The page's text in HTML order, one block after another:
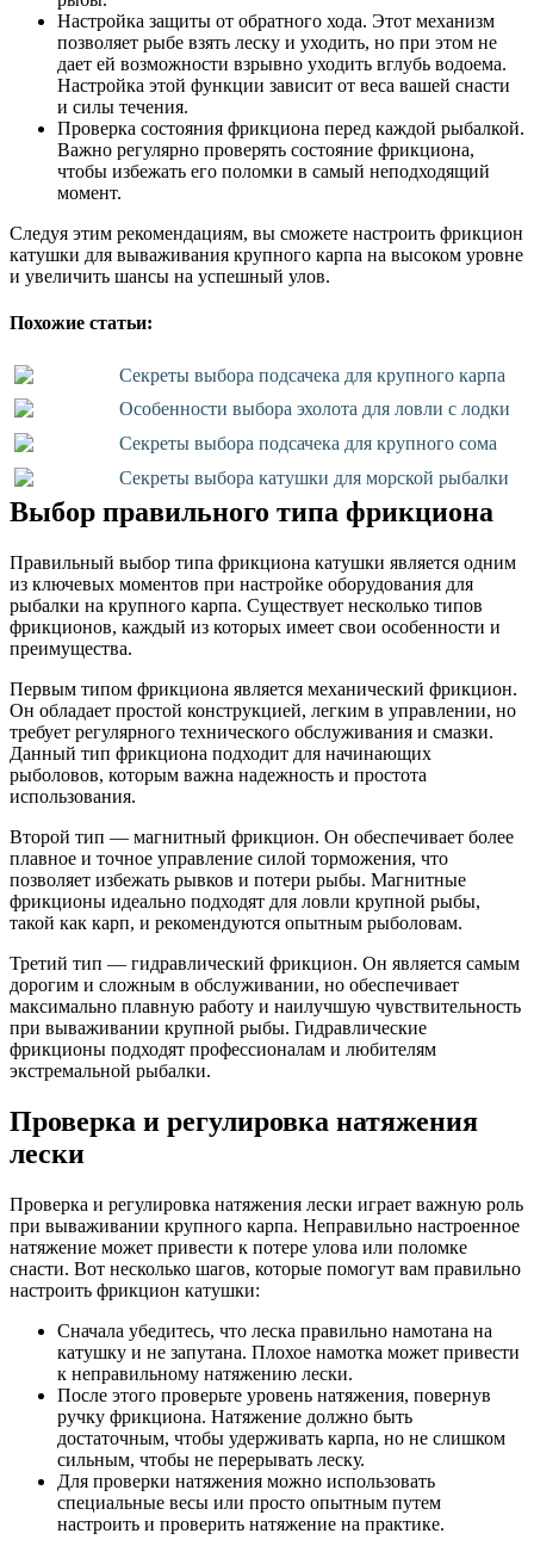
Настройка защиты от обратного хода. Этот механизм
позволяет рыбе взять леску и уходить, но при этом не
дает ей возможности взрывно уходить вглубь водоема.
Настройка этой функции зависит от веса вашей снасти
и силы течения.
Проверка состояния фрикциона перед каждой рыбалкой.
Важно регулярно проверять состояние фрикциона,
чтобы избежать его поломки в самый неподходящий
момент.
Следуя этим рекомендациям, вы сможете настроить фрикцион
катушки для вываживания крупного карпа на высоком уровне
и увеличить шансы на успешный улов.
Похожие статьи:
Секреты выбора подсачека для крупного карпа
Особенности выбора эхолота для ловли с лодки
Секреты выбора подсачека для крупного сома
Секреты выбора катушки для морской рыбалки
Выбор правильного типа фрикциона
Правильный выбор типа фрикциона катушки является одним
из ключевых моментов при настройке оборудования для
рыбалки на крупного карпа. Существует несколько типов
фрикционов, каждый из которых имеет свои особенности и
преимущества.
Первым типом фрикциона является механический фрикцион.
Он обладает простой конструкцией, легким в управлении, но
требует регулярного технического обслуживания и смазки.
Данный тип фрикциона подходит для начинающих
рыболовов, которым важна надежность и простота
использования.
Второй тип — магнитный фрикцион. Он обеспечивает более
плавное и точное управление силой торможения, что
позволяет избежать рывков и потери рыбы. Магнитные
фрикционы идеально подходят для ловли крупной рыбы,
такой как карп, и рекомендуются опытным рыболовам.
Третий тип — гидравлический фрикцион. Он является самым
дорогим и сложным в обслуживании, но обеспечивает
максимально плавную работу и наилучшую чувствительность
при вываживании крупной рыбы. Гидравлические
фрикционы подходят профессионалам и любителям
экстремальной рыбалки.
Проверка и регулировка натяжения
лески
Проверка и регулировка натяжения лески играет важную роль
при вываживании крупного карпа. Неправильно настроенное
натяжение может привести к потере улова или поломке
снасти. Вот несколько шагов, которые помогут вам правильно
настроить фрикцион катушки:
Сначала убедитесь, что леска правильно намотана на
катушку и не запутана. Плохое намотка может привести
к неправильному натяжению лески.
После этого проверьте уровень натяжения, повернув
ручку фрикциона. Натяжение должно быть
достаточным, чтобы удерживать карпа, но не слишком
сильным, чтобы не перерывать леску.
Для проверки натяжения можно использовать
специальные весы или просто опытным путем
настроить и проверить натяжение на практике.